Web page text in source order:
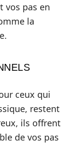
vos pas en
la
ceux qui
restent
ils offrent
de vos pas